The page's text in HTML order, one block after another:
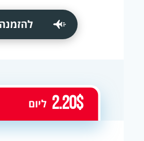
להזמנה
2.20$ ליום